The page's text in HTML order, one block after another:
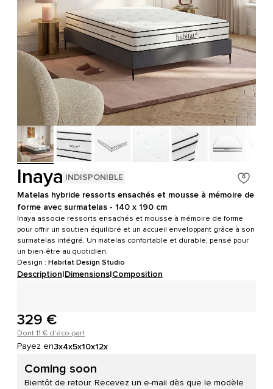
Inaya INDISPONIBLE
Matelas hybride ressorts ensachés et mousse à mémoire de
forme avec surmatelas - 140 x 190 cm
Inaya associe ressorts ensachés et mousse à mémoire de forme
pour offrir un soutien équilibré et un accueil enveloppant grâce à son
surmatelas intégré. Un matelas confortable et durable, pensé pour
un bien-être au quotidien.
Design : Habitat Design Studio
Description|Dimensions|Composition
329 €
Dont 11 € d'éco-part
Payez en3x4x5x10x12x
Coming soon
Bientôt de retour. Recevez un e-mail dès que le modèle